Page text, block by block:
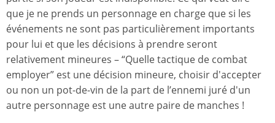
que je ne prends un personnage en charge que si les
événements ne sont pas particulièrement importants
pour lui et que les décisions à prendre seront
relativement mineures – “Quelle tactique de combat
employer” est une décision mineure, choisir d'accepter
ou non un pot-de-vin de la part de l’ennemi juré d'un
autre personnage est une autre paire de manches !